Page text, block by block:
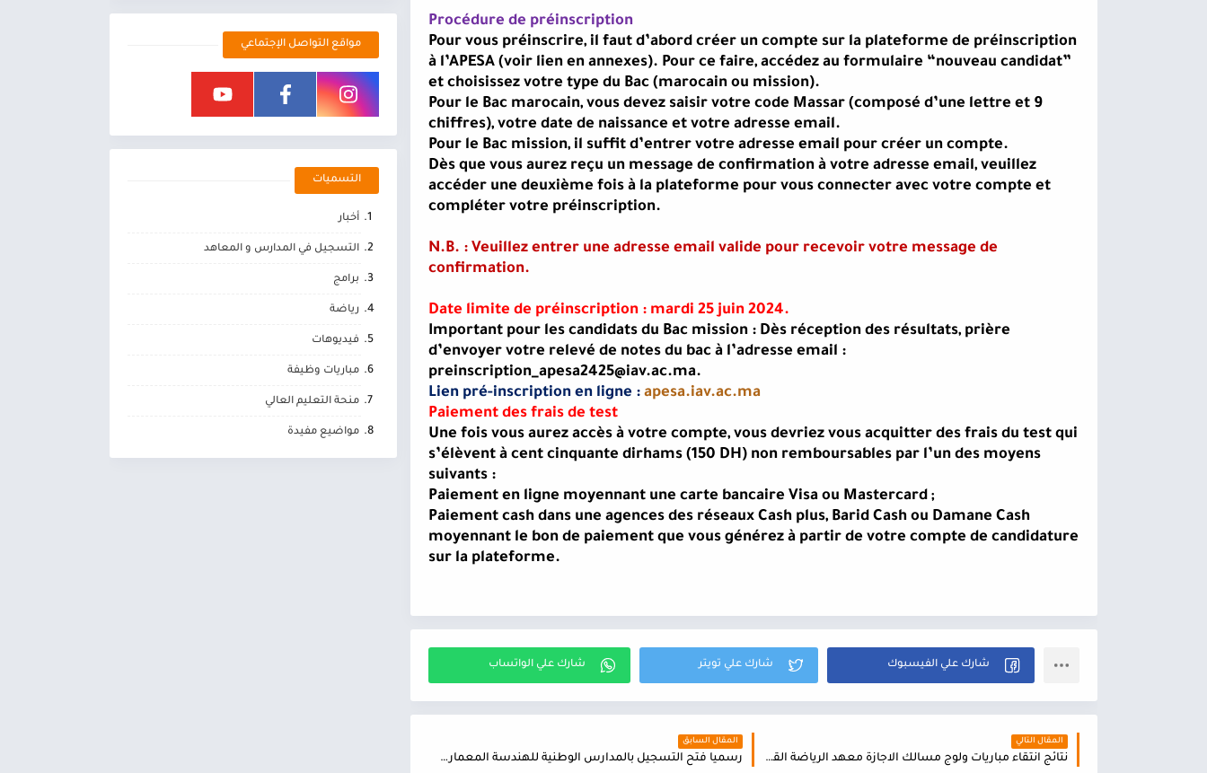
Procédure de préinscription
Pour vous préinscrire, il faut d’abord créer un compte sur la plateforme de préinscription
à l’APESA (voir lien en annexes). Pour ce faire, accédez au formulaire “nouveau candidat”
et choisissez votre type du Bac (marocain ou mission).
Pour le Bac marocain, vous devez saisir votre code Massar (composé d’une lettre et 9
chiffres), votre date de naissance et votre adresse email.
Pour le Bac mission, il suffit d’entrer votre adresse email pour créer un compte.
Dès que vous aurez reçu un message de confirmation à votre adresse email, veuillez
accéder une deuxième fois à la plateforme pour vous connecter avec votre compte et
compléter votre préinscription.
N.B. : Veuillez entrer une adresse email valide pour recevoir votre message de
confirmation.
Date limite de préinscription : mardi 25 juin 2024.
Important pour les candidats du Bac mission : Dès réception des résultats, prière
d’envoyer votre relevé de notes du bac à l’adresse email :
preinscription_apesa2425@iav.ac.ma.
Lien pré-inscription en ligne : apesa.iav.ac.ma
Paiement des frais de test
Une fois vous aurez accès à votre compte, vous devriez vous acquitter des frais du test qui
s’élèvent à cent cinquante dirhams (150 DH) non remboursables par l’un des moyens
suivants :
Paiement en ligne moyennant une carte bancaire Visa ou Mastercard ;
Paiement cash dans une agences des réseaux Cash plus, Barid Cash ou Damane Cash
moyennant le bon de paiement que vous générez à partir de votre compte de candidature
sur la plateforme.
المقال التالي
نتائج انتقاء مباريات ولوج مسالك الاجازة معهد الرياضة القنيطرة IMS لحملة البكالوريا 2021-2022- 2023 الجولة 1
المقال السابق
رسميا فتح التسجيل بالمدارس الوطنية للهندسة المعمارية ENA 2024/2025
مواقع التواصل الإجتماعي
التسميات
أخبار
التسجيل في المدارس و المعاهد
برامج
رياضة
فيديوهات
مباريات وظيفة
منحة التعليم العالي
مواضيع مفيدة